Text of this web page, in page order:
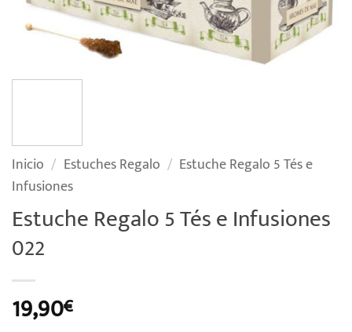
Inicio / Estuches Regalo / Estuche Regalo 5 Tés e
Infusiones
Estuche Regalo 5 Tés e Infusiones
022
19,90€